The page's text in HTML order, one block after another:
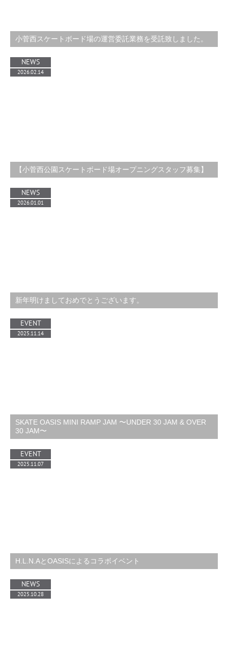
小菅西スケートボード場の運営委託業務を受託致しました。
【小菅西公園スケートボード場オープニングスタッフ募集】
NEWS
2026.02.14
新年明けましておめでとうございます。
NEWS
2026.01.01
SKATE OASIS MINI RAMP JAM 〜UNDER 30 JAM & OVER
30 JAM〜
EVENT
2025.11.14
H.L.N.AとOASISによるコラボイベント
EVENT
2025.11.07
NEWS
2025.10.28